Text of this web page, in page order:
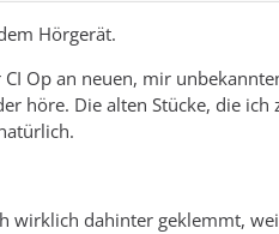
Hörgerät.
Op an neuen, mir
höre. Die alten Stücke, die ich
wirklich dahinter geklemmt,